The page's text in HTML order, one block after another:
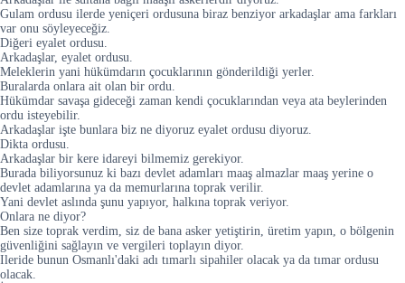
Gulam ordusu ilerde yeniçeri ordusuna biraz benziyor arkadaşlar ama farkları
var onu söyleyeceğiz.
Diğeri eyalet ordusu.
Arkadaşlar, eyalet ordusu.
Meleklerin yani hükümdarın çocuklarının gönderildiği yerler.
Buralarda onlara ait olan bir ordu.
Hükümdar savaşa gideceği zaman kendi çocuklarından veya ata beylerinden
ordu isteyebilir.
Arkadaşlar işte bunlara biz ne diyoruz eyalet ordusu diyoruz.
Dikta ordusu.
Arkadaşlar bir kere idareyi bilmemiz gerekiyor.
Burada biliyorsunuz ki bazı devlet adamları maaş almazlar maaş yerine o
devlet adamlarına ya da memurlarına toprak verilir.
Yani devlet aslında şunu yapıyor, halkına toprak veriyor.
Onlara ne diyor?
Ben size toprak verdim, siz de bana asker yetiştirin, üretim yapın, o bölgenin
güvenliğini sağlayın ve vergileri toplayın diyor.
Ileride bunun Osmanlı'daki adı tımarlı sipahiler olacak ya da tımar ordusu
olacak.